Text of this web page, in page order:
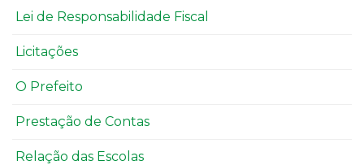
Lei de Responsabilidade Fiscal
Licitações
O Prefeito
Prestação de Contas
Relação das Escolas